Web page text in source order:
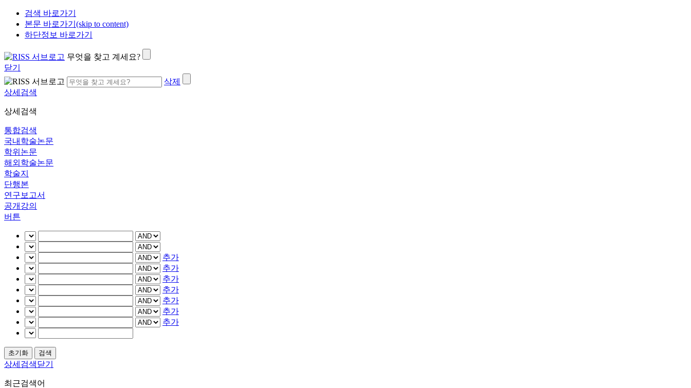
검색 바로가기
본문 바로가기(skip to content)
하단정보 바로가기
무엇을 찾고 계세요?
닫기
삭제
상세검색
상세검색
통합검색
국내학술논문
학위논문
해외학술논문
학술지
단행본
연구보고서
공개강의
버튼
추가
추가
추가
추가
추가
추가
추가
상세검색닫기
최근검색어